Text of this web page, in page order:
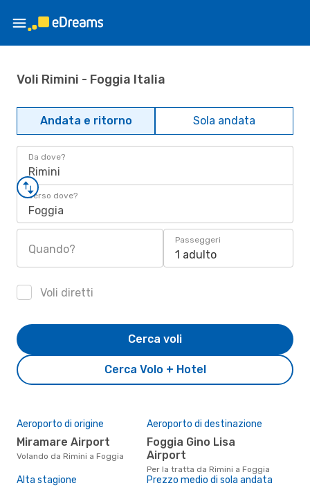
Voli Rimini - Foggia Italia
Andata e ritorno Sola andata
Da dove?
Rimini
Verso dove?
Foggia
Quando?
Passeggeri
1 adulto
Voli diretti
Cerca Volo + Hotel
Cerca voli
Aeroporto di origine
Miramare Airport
Volando da Rimini a Foggia
Aeroporto di destinazione
Foggia Gino Lisa
Airport
Per la tratta da Rimini a Foggia
Alta stagione Prezzo medio di sola andata